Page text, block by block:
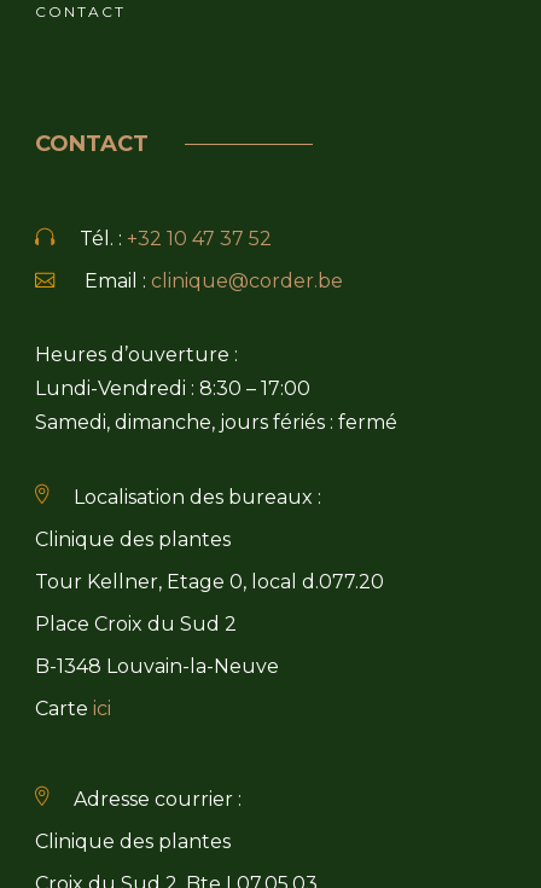
CONTACT
CONTACT
Tél. : +32 10 47 37 52
Email : clinique@corder.be
Heures d’ouverture :
Lundi-Vendredi : 8:30 – 17:00
Samedi, dimanche, jours fériés : fermé
Localisation des bureaux :
Clinique des plantes
Tour Kellner, Etage 0, local d.077.20
Place Croix du Sud 2
B-1348 Louvain-la-Neuve
Carte ici
Adresse courrier :
Clinique des plantes